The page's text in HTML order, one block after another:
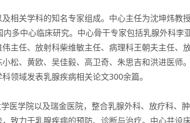
相关学科的知名专家组成。中心主任为沈坤炜教
多中心临床研究。中心骨干专家包括乳腺外科李
主任、放射科柴维敏主任、病理科王朝夫主任、
松、黄欧、吴佳毅、高卫奇、朱思吉和洪进医师
领域发表乳腺疾病相关论文300余篇。
医学院以及瑞金医院，整合乳腺外科、放疗科、
致力于乳腺疾病的预防、诊断与治疗。中心共设